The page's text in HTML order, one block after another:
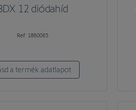
12 diódahíd
Ref: 1860065
a termék adatlapot